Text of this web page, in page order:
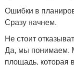
Ошибки в
Сразу начнем.
Не стоит
Да, мы понимаем.
площадь, которая